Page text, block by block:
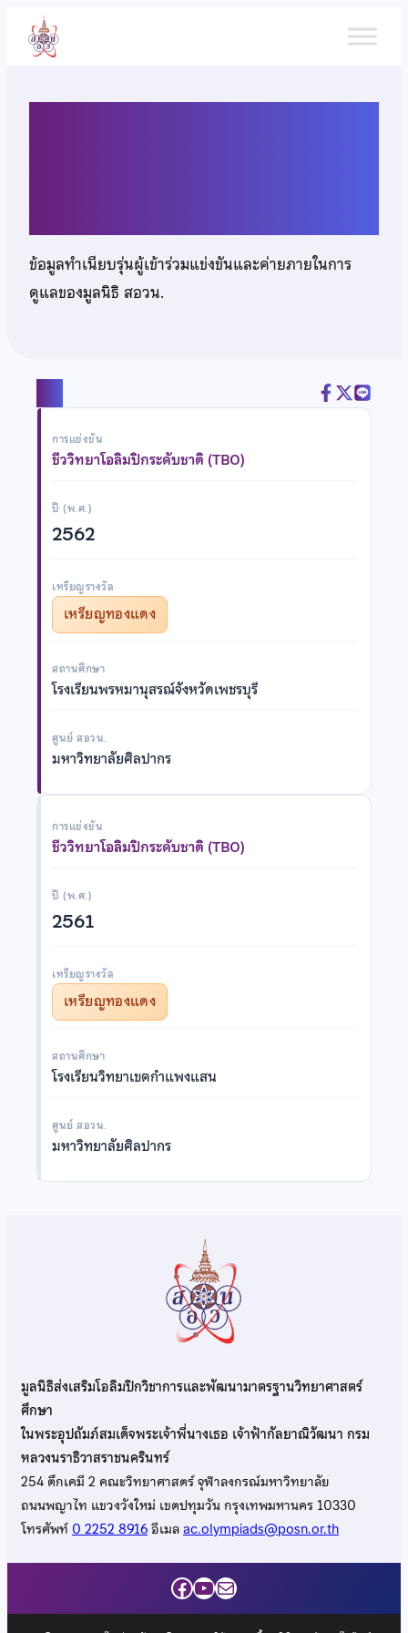
เนื้อหา
ข้อมูลทำเนียบรุ่นผู้เข้าร่วมแข่งขันและค่ายภายในการ
ดูแลของมูลนิธิ สอวน.
การแข่งขัน
ชีววิทยาโอลิมปิกระดับชาติ (TBO)
ปี (พ.ศ.)
2562
เหรียญรางวัล
เหรียญทองแดง
สถานศึกษา
โรงเรียนพรหมานุสรณ์จังหวัดเพชรบุรี
ศูนย์ สอวน.
มหาวิทยาลัยศิลปากร
การแข่งขัน
ชีววิทยาโอลิมปิกระดับชาติ (TBO)
ปี (พ.ศ.)
2561
เหรียญรางวัล
เหรียญทองแดง
สถานศึกษา
โรงเรียนวิทยาเขตกำแพงแสน
ศูนย์ สอวน.
มหาวิทยาลัยศิลปากร
มูลนิธิส่งเสริมโอลิมปิกวิชาการและพัฒนามาตรฐานวิทยาศาสตร์
ศึกษา
ในพระอุปถัมภ์สมเด็จพระเจ้าพี่นางเธอ เจ้าฟ้ากัลยาณิวัฒนา กรม
หลวงนราธิวาสราชนครินทร์
254 ตึกเคมี 2 คณะวิทยาศาสตร์ จุฬาลงกรณ์มหาวิทยาลัย
ถนนพญาไท แขวงวังใหม่ เขตปทุมวัน กรุงเทพมหานคร 10330
โทรศัพท์0 2252 8916อีเมลac.olympiads@posn.or.th
Facebook
YouTube
Mail